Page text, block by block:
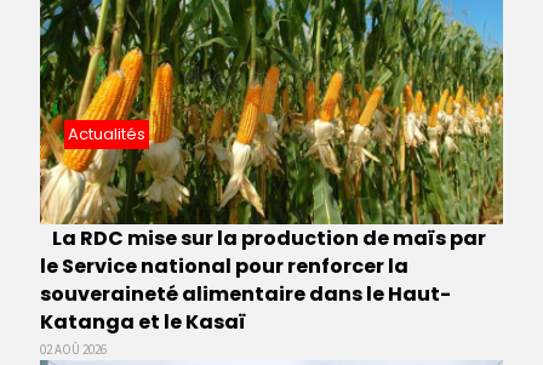
Actualités
La RDC mise sur la production de maïs par
le Service national pour renforcer la
souveraineté alimentaire dans le Haut-
Katanga et le Kasaï
02 AOÛ 2026